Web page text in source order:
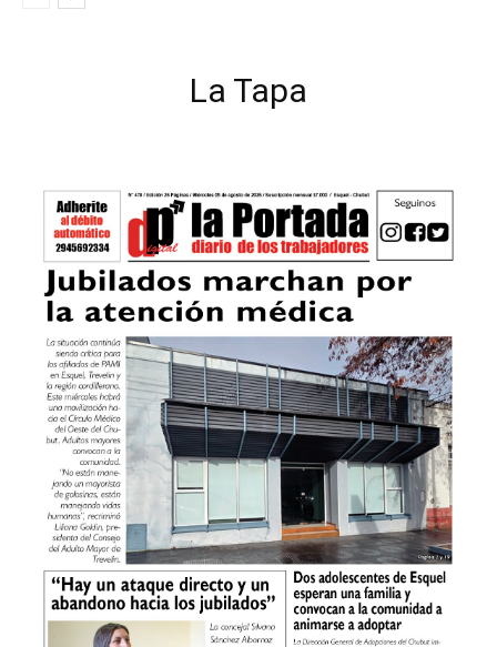
La Tapa